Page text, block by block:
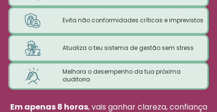
Evita não conformidades críticas e imprevistos
Atualiza o teu sistema de gestão sem stress
Melhora o desempenho da tua próxima
auditoria
Em apenas 8 horas, vais ganhar clareza, confiança